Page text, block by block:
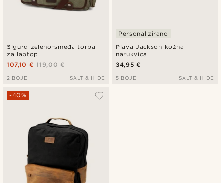
Sigurd zeleno-smeđa torba
za laptop
119,00 €
107,10 €
2 BOJE SALT & HIDE
Plava Jackson kožna
narukvica
Personalizirano
34,95 €
5 BOJE SALT & HIDE
-40%